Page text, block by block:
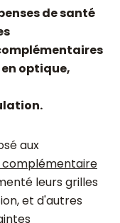
de santé
optique,
aux
complémentaire
leurs grilles
et d'autres